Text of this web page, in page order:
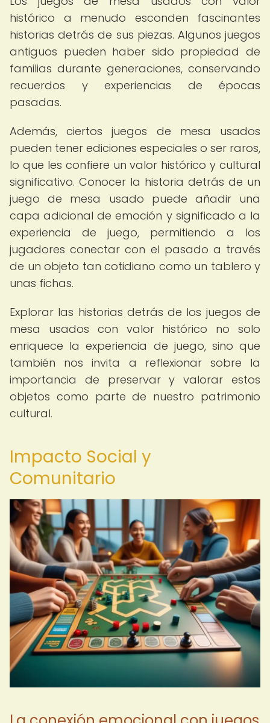
histórico a menudo esconden fascinantes
historias detrás de sus piezas. Algunos juegos
antiguos pueden haber sido propiedad de
familias durante generaciones, conservando
recuerdos y experiencias de épocas
pasadas.
Además, ciertos juegos de mesa usados
pueden tener ediciones especiales o ser raros,
lo que les confiere un valor histórico y cultural
significativo. Conocer la historia detrás de un
juego de mesa usado puede añadir una
capa adicional de emoción y significado a la
experiencia de juego, permitiendo a los
jugadores conectar con el pasado a través
de un objeto tan cotidiano como un tablero y
unas fichas.
Explorar las historias detrás de los juegos de
mesa usados con valor histórico no solo
enriquece la experiencia de juego, sino que
también nos invita a reflexionar sobre la
importancia de preservar y valorar estos
objetos como parte de nuestro patrimonio
cultural.
Impacto Social y
Comunitario